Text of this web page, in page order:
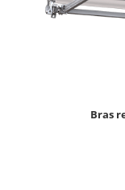
Bras